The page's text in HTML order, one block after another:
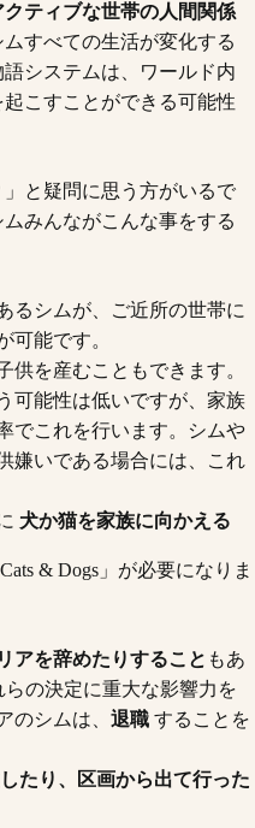
クティブな世帯の人間関係
ムすべての生活が変化する
システムは、ワールド内
こすことができる可能性
」と疑問に思う方がいるで
みんながこんな事をする
るシムが、ご近所の世帯に
可能です。
子供を産むこともできます。
可能性は低いですが、家族
でこれを行います。シムや
嫌いである場合には、これ
犬か猫を家族に向かえる
& Dogs」が必要になりま
アを辞めたりすること もあ
らの決定に重大な影響力を
のシムは、 退職 することを
たり、区画から出て行った